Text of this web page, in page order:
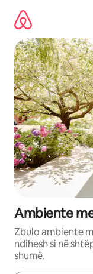
përmbajtja
Ambiente
Zbulo ambiente
ndihesh si në
shumë.